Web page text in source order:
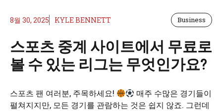
8월 30, 2025 KYLE BENNETT Business
스포츠 중계 사이트에서 무료로
볼 수 있는 리그는 무엇인가요?
스포츠 팬 여러분, 주목하세요!
매주 수많은 경기들이
펼쳐지지만, 모든 경기를 관람하는 것은 쉽지 않죠. 그런데